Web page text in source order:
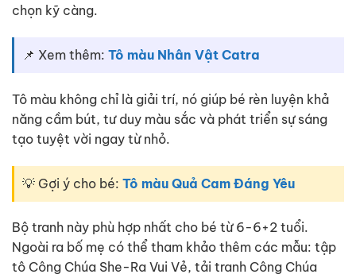
chọn kỹ càng.
📌 Xem thêm: Tô màu Nhân Vật Catra
Tô màu không chỉ là giải trí, nó giúp bé rèn luyện khả
năng cầm bút, tư duy màu sắc và phát triển sự sáng
tạo tuyệt vời ngay từ nhỏ.
💡 Gợi ý cho bé: Tô màu Quả Cam Đáng Yêu
Bộ tranh này phù hợp nhất cho bé từ 6-6+2 tuổi.
Ngoài ra bố mẹ có thể tham khảo thêm các mẫu: tập
tô Công Chúa She-Ra Vui Vẻ, tải tranh Công Chúa